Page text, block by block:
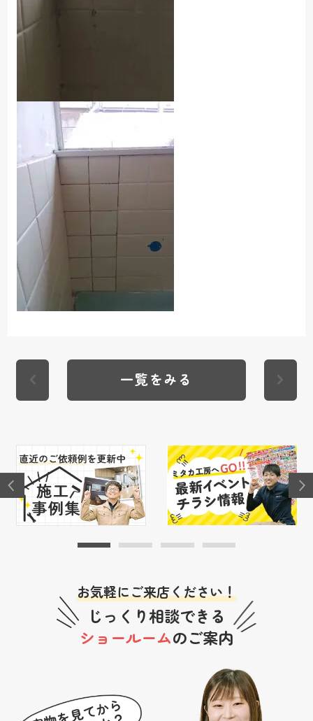
一覧をみる
お気軽にご来店ください！
じっくり相談できる
ショールームのご案内